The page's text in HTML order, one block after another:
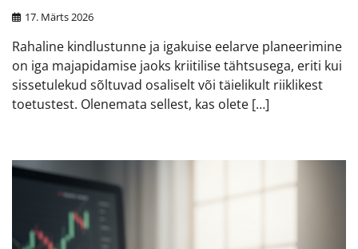
17. Märts 2026
Rahaline kindlustunne ja igakuise eelarve planeerimine
on iga majapidamise jaoks kriitilise tähtsusega, eriti kui
sissetulekud sõltuvad osaliselt või täielikult riiklikest
toetustest. Olenemata sellest, kas olete […]